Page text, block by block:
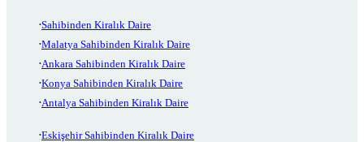
Sahibinden Kiralık Daire
Malatya Sahibinden Kiralık Daire
Ankara Sahibinden Kiralık Daire
Konya Sahibinden Kiralık Daire
Antalya Sahibinden Kiralık Daire
Eskişehir Sahibinden Kiralık Daire